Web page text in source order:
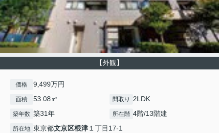
【外観】
価格 9,499万円
面積 53.08㎡ 間取り 2LDK
築年数 築31年 所在階 4階/13階建
所在地 東京都文京区根津１丁目17-1